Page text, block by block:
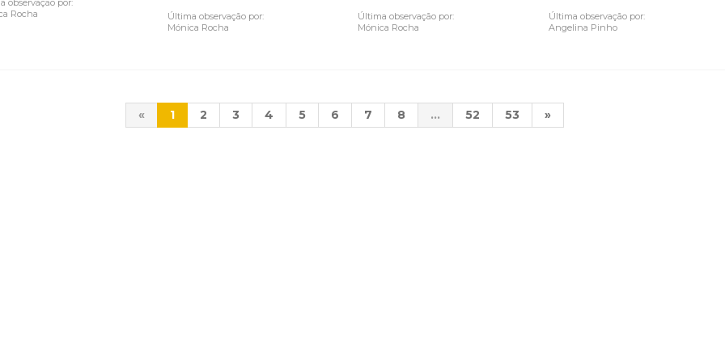
observação por:
Rocha
Última observação por:
Mónica Rocha
Última observação por:
Mónica Rocha
Última observação por:
Angelina Pinho
« 1 2 3 4 5 6 7 8 ... 52 53 »